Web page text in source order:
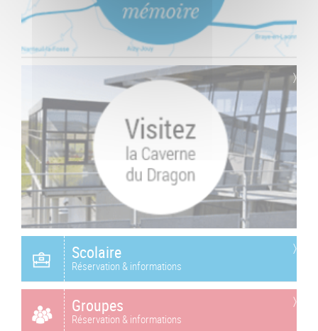
Scolaire
Réservation & informations
Groupes
Réservation & informations